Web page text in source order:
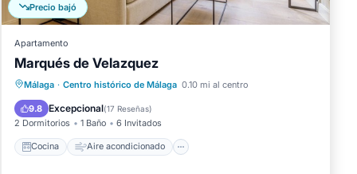
Precio bajó
Apartamento
Marqués de Velazquez
Málaga · Centro histórico de Málaga 0.10 mi al centro
9.8 Excepcional(17 Reseñas)
2 Dormitorios 1 Baño 6 Invitados
Cocina Aire acondicionado
Cocina Aire acondicionado
Internet
Se admiten mascotas